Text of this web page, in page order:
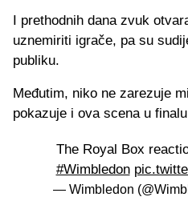
I prethodnih dana zvuk
uznemiriti igrače, pa su
publiku.
Međutim, niko ne zarezuje
pokazuje i ova scena u
The Royal Box
#Wimbledon
— Wimbledon